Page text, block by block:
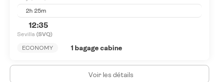
2h 25m
12:35
Sevilla (SVQ)
ECONOMY
1 bagage cabine
Voir les détails